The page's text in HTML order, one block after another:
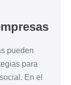
pueden
para
En el